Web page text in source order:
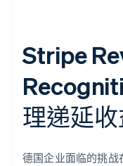
Stripe
理递延
德国企业面临的挑战